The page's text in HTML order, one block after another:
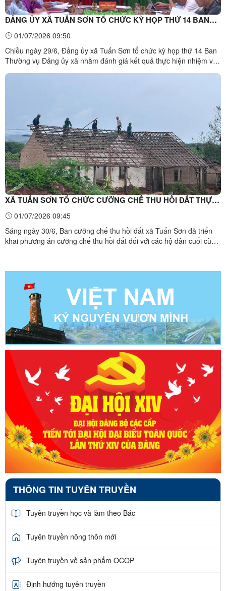
ĐẢNG ỦY XÃ TUẤN SƠN TỔ CHỨC KỲ HỌP THỨ 14 BAN
THƯỜNG VỤ
01/07/2026 09:50
Chiều ngày 29/6, Đảng ủy xã Tuấn Sơn tổ chức kỳ họp thứ 14 Ban
Thường vụ Đảng ủy xã nhằm đánh giá kết quả thực hiện nhiệm vụ
XÃ TUẤN SƠN TỔ CHỨC CƯỠNG CHẾ THU HỒI ĐẤT THỰC
HIỆN DỰ ÁN KHU CÔNG NGHIỆP VSIP LẠNG SƠN
01/07/2026 09:45
Sáng ngày 30/6, Ban cưỡng chế thu hồi đất xã Tuấn Sơn đã triển
khai phương án cưỡng chế thu hồi đất đối với các hộ dân cuối cùng
Sơn.Ban cưỡng chế tháo dỡ ngôi nhà Trước đó, ...
THÔNG TIN TUYÊN TRUYỀN
Tuyên truyền học và làm theo Bác
Tuyên truyền nông thôn mới
Tuyên truyền về sản phẩm OCOP
Định hướng tuyên truyền